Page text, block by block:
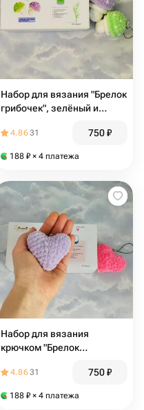
Набор для вязания "Брелок
грибочек", зелёный и
4.8631 750₽
188 ₽ × 4 платежа
Набор для вязания
крючком "Брелок
фиолетовое
4.8631 750₽
188 ₽ × 4 платежа